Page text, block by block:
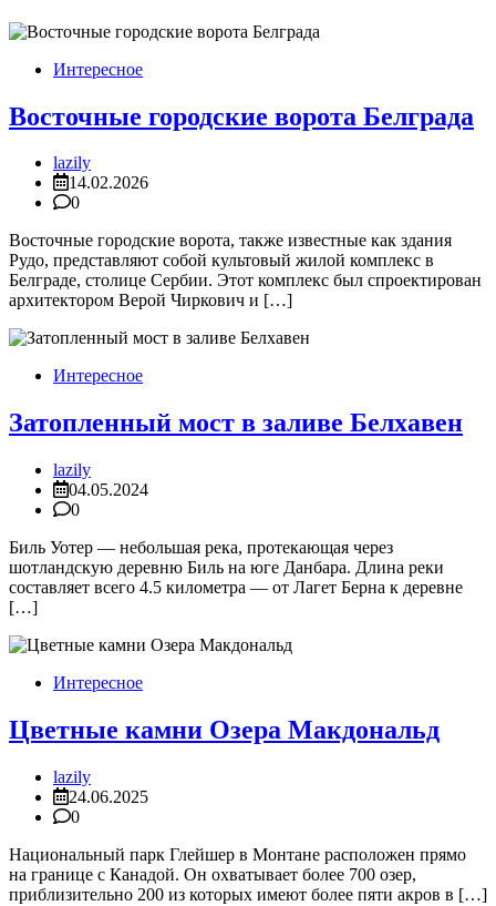
Интересное
Восточные городские ворота Белграда
lazily
14.02.2026
0
Восточные городские ворота, также известные как здания
Рудо, представляют собой культовый жилой комплекс в
Белграде, столице Сербии. Этот комплекс был спроектирован
архитектором Верой Чиркович и […]
Интересное
Затопленный мост в заливе Белхавен
lazily
04.05.2024
0
Биль Уотер — небольшая река, протекающая через
шотландскую деревню Биль на юге Данбара. Длина реки
составляет всего 4.5 километра — от Лагет Берна к деревне
[…]
Интересное
Цветные камни Озера Макдональд
lazily
24.06.2025
0
Национальный парк Глейшер в Монтане расположен прямо
на границе с Канадой. Он охватывает более 700 озер,
приблизительно 200 из которых имеют более пяти акров в […]